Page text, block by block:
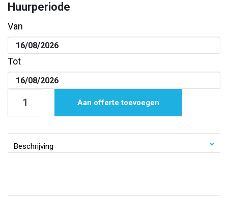
Huurperiode
Van
Tot
Ongelegd
Aan offerte toevoegen
Beschrijving